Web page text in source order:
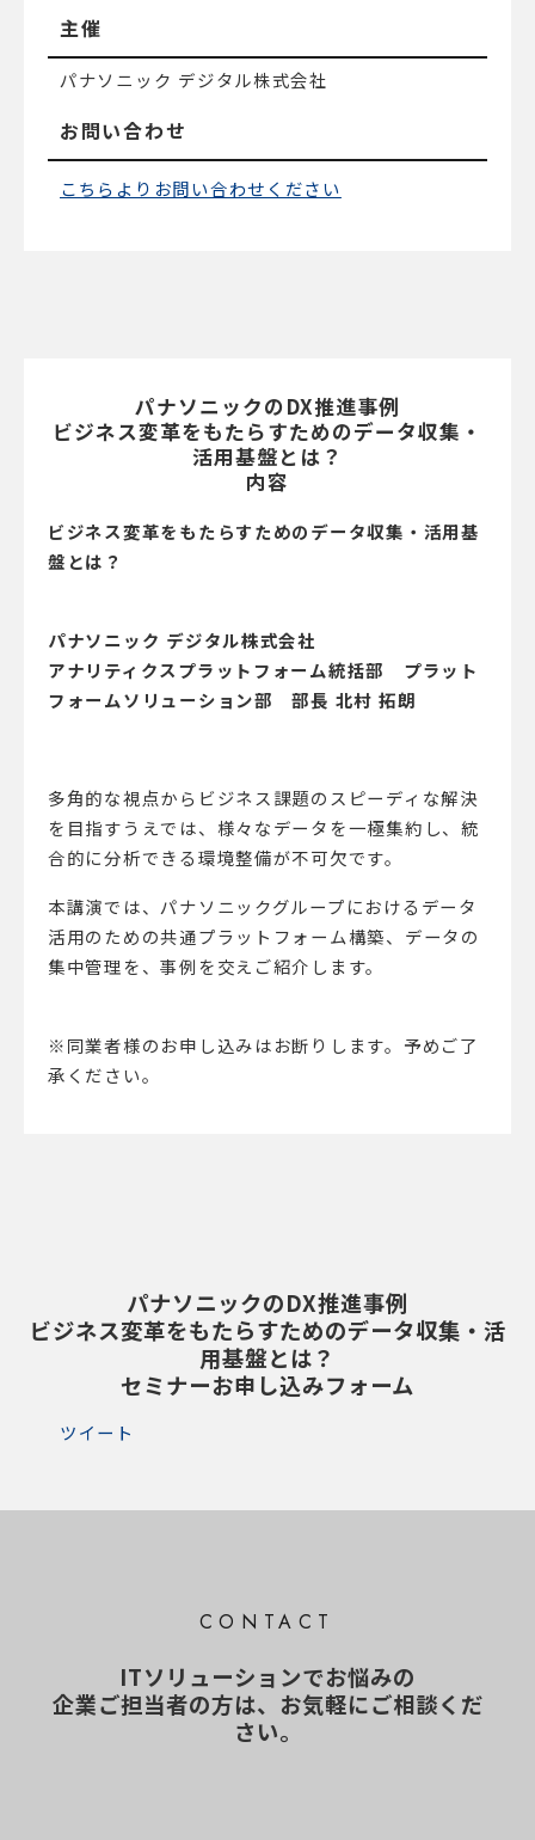
主催
パナソニック デジタル株式会社
お問い合わせ
こちらよりお問い合わせください
パナソニックのDX推進事例
ビジネス変革をもたらすためのデータ収集・
活用基盤とは？
内容
ビジネス変革をもたらすためのデータ収集・活用基
盤とは？
パナソニック デジタル株式会社
アナリティクスプラットフォーム統括部 プラット
フォームソリューション部 部長 北村 拓朗
多角的な視点からビジネス課題のスピーディな解決
を目指すうえでは、様々なデータを一極集約し、統
合的に分析できる環境整備が不可欠です。
本講演では、パナソニックグループにおけるデータ
活用のための共通プラットフォーム構築、データの
集中管理を、事例を交えご紹介します。
※同業者様のお申し込みはお断りします。予めご了
承ください。
パナソニックのDX推進事例
ビジネス変革をもたらすためのデータ収集・活
用基盤とは？
セミナーお申し込みフォーム
ツイート
CONTACT
ITソリューションでお悩みの
企業ご担当者の方は、お気軽にご相談くだ
さい。